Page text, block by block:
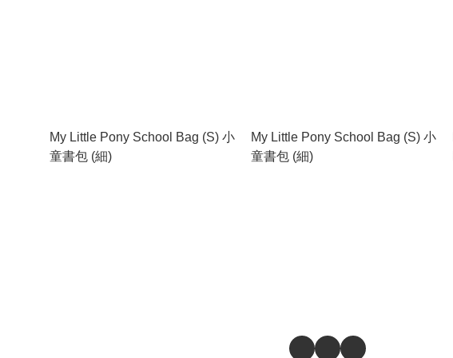
My Little Pony School Bag (S) 小
童書包 (細)
My Little Pony School Bag (S) 小
童書包 (細)